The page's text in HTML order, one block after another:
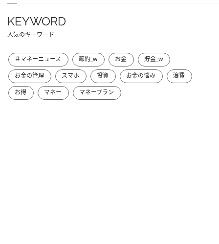
KEYWORD
人気のキーワード
＃マネーニュース 節約_w お金
貯金_w
お金の管理
スマホ 投資 お金の悩み
浪費
お得
マネー マネープラン